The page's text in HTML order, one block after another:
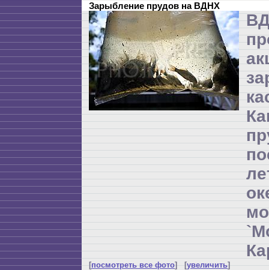
Зарыбление прудов на ВДНХ
[посмотреть все фото] [увеличить]